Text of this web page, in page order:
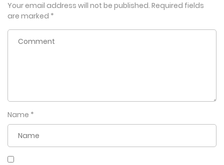
Your email address will not be published. Required fields
are marked *
Name *